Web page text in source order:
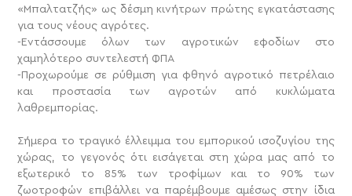
«Μπαλτατζής» ως δέσμη κινήτρων πρώτης εγκατάστασης
για τους νέους αγρότες.
-Εντάσσουμε όλων των αγροτικών εφοδίων στο
χαμηλότερο συντελεστή ΦΠΑ
-Προχωρούμε σε ρύθμιση για φθηνό αγροτικό πετρέλαιο
και προστασία των αγροτών από κυκλώματα
λαθρεμπορίας.
Σήμερα το τραγικό έλλειμμα του εμπορικού ισοζυγίου της
χώρας, το γεγονός ότι εισάγεται στη χώρα μας από το
εξωτερικό το 85% των τροφίμων και το 90% των
ζωοτροφών επιβάλλει να παρέμβουμε αμέσως στην ίδια